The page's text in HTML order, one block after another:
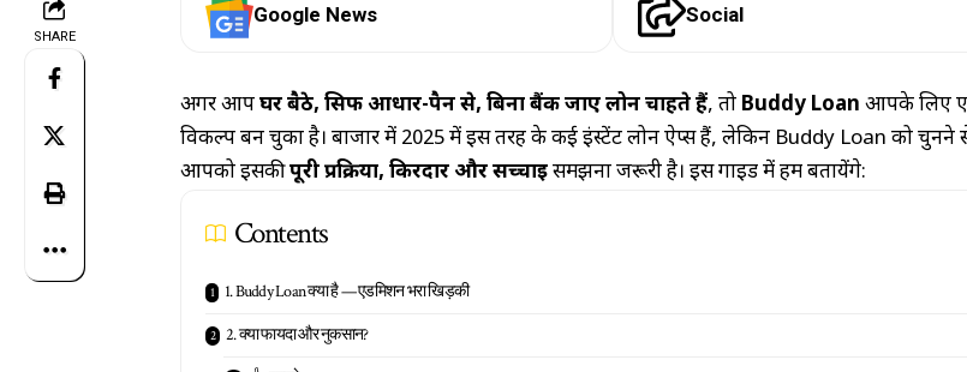
SHARE
Google News Social
अगर आपघर बैठे, सिर्फ आधार-पैन से, बिना बैंक जाए लोन चाहते हैं, तो Buddy Loan आपके लिए
विकल्प बन चुका है। बाजार में 2025 में इस तरह के कई इंस्टेंट लोन ऐप्स हैं, लेकिन Buddy Loan को चुनने
आपको इसकीपूरी प्रक्रिया, किरदार और सच्चाईसमझना जरूरी है। इस गाइड में हम बतायेंगे:
Contents
1. Buddy Loan क्या है — एडमिशन भरा खिड़की
2. क्या फायदा और नुकसान?